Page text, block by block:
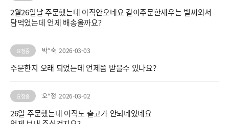
2월26일날 주문했는데 아직안오네요 같이주문한새우는 벌써와서
담먹었는데 언제 배송올까요?
요청중 박*숙 2026-03-03
주문한지 오래 되었는데 언제쯤 받을수 있나요?
요청중 오*정 2026-03-02
26일 주문했는데 아직도 출고가 안되네었네요